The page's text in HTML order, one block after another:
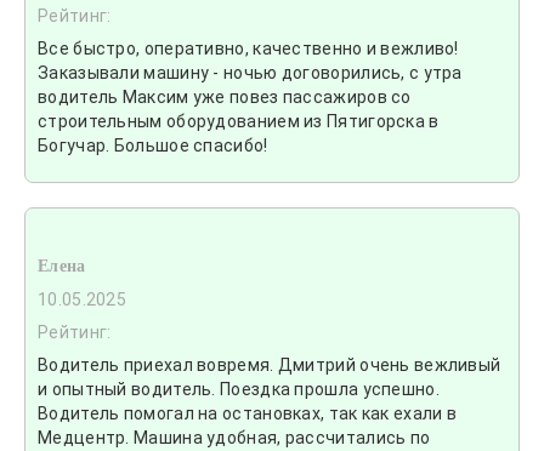
Рейтинг:
Все быстро, оперативно, качественно и вежливо!
Заказывали машину - ночью договорились, с утра
водитель Максим уже повез пассажиров со
строительным оборудованием из Пятигорска в
Богучар. Большое спасибо!
Елена
10.05.2025
Рейтинг:
Водитель приехал вовремя. Дмитрий очень вежливый
и опытный водитель. Поездка прошла успешно.
Водитель помогал на остановках, так как ехали в
Медцентр. Машина удобная, рассчитались по